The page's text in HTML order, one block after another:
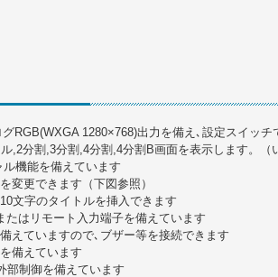
RGB(WXGA 1280×768)出力を備え､設定スイッチ
,2分割,3分割,4分割,4分割B画面を表示します。（
機能を備えています
変更できます（下図参照）
文字のタイトルを挿入できます
たはリモート入力端子を備えています
えていますので､ブザー等を接続できます
備えています
部制御を備えています